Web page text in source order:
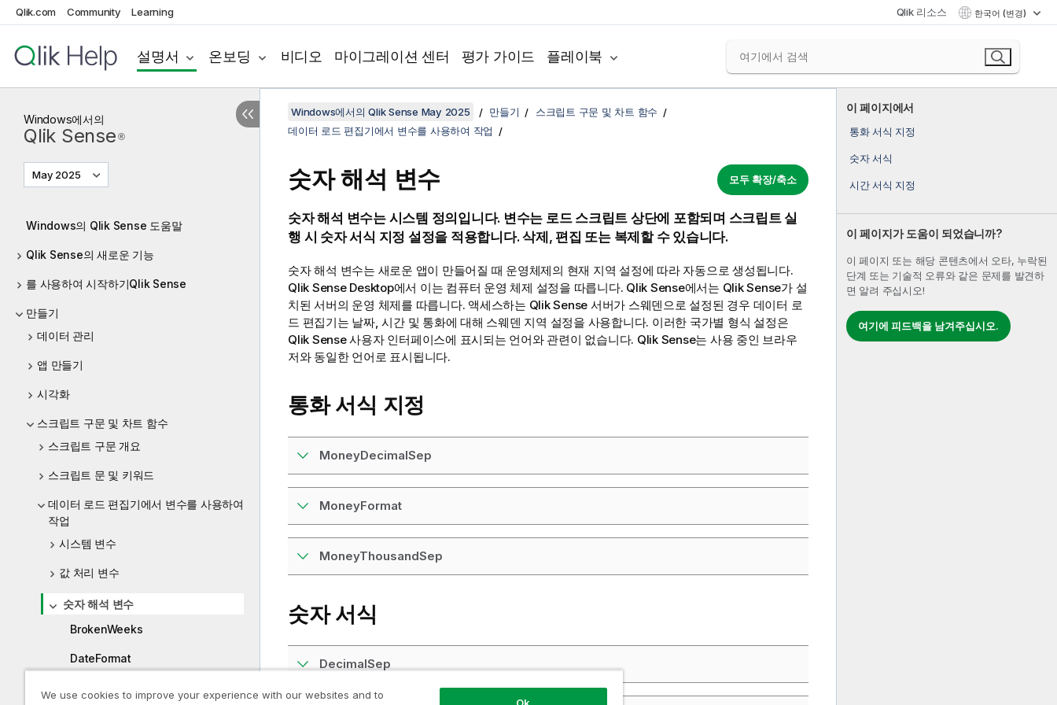
Qlik.com Community Learning Qlik 리소스 한국어 (변경)
설명서 온보딩 비디오 마이그레이션 센터 평가 가이드 플레이북
Windows에서의
Qlik Sense ®
May 2025
Windows의 Qlik Sense 도움말
Qlik Sense의 새로운 기능
를 사용하여 시작하기Qlik Sense
만들기
데이터 관리
앱 만들기
시각화
스크립트 구문 및 차트 함수
스크립트 구문 개요
스크립트 문 및 키워드
데이터 로드 편집기에서 변수를 사용하여
작업
시스템 변수
값 처리 변수
숫자 해석 변수
BrokenWeeks
DateFormat
이 페이지에서
통화 서식 지정
숫자 서식
시간 서식 지정
이 페이지가 도움이 되었습니까?
이 페이지 또는 해당 콘텐츠에서 오타, 누락된
단계 또는 기술적 오류와 같은 문제를 발견하
면 알려 주십시오!
여기에 피드백을 남겨주십시오.
Windows에서의 Qlik Sense May 2025 만들기
스크립트 구문 및 차트 함수
데이터 로드 편집기에서 변수를 사용하여 작업
모두 확장/축소
숫자 해석 변수
숫자 해석 변수는 시스템 정의입니다. 변수는 로드 스크립트 상단에 포함되며 스크립트 실
행 시 숫자 서식 지정 설정을 적용합니다. 삭제, 편집 또는 복제할 수 있습니다.
숫자 해석 변수는 새로운 앱이 만들어질 때 운영체제의 현재 지역 설정에 따라 자동으로 생성됩니다.
Qlik Sense Desktop에서 이는 컴퓨터 운영 체제 설정을 따릅니다. Qlik Sense에서는 Qlik Sense가 설
치된 서버의 운영 체제를 따릅니다. 액세스하는 Qlik Sense 서버가 스웨덴으로 설정된 경우 데이터 로
드 편집기는 날짜, 시간 및 통화에 대해 스웨덴 지역 설정을 사용합니다. 이러한 국가별 형식 설정은
Qlik Sense사용자 인터페이스에 표시되는 언어와 관련이 없습니다. Qlik Sense는 사용 중인 브라우
저와 동일한 언어로 표시됩니다.
통화 서식 지정
MoneyDecimalSep
MoneyFormat
MoneyThousandSep
숫자 서식
DecimalSep
We use cookies to improve your experience with our websites and to